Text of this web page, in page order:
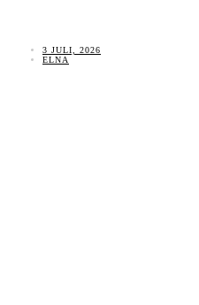
3 JULI, 2026
ELNA